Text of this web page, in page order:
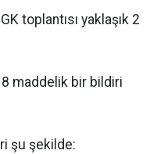
toplantısı yaklaşık 2
8 maddelik bir bildiri
şu şekilde: